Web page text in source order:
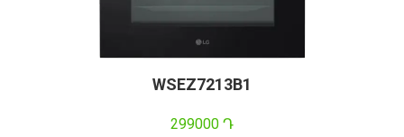
WSEZ7213B1
299000 Դ